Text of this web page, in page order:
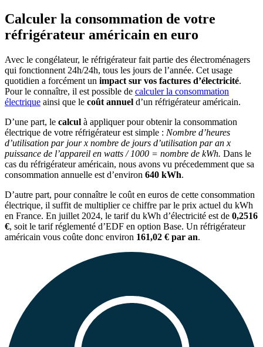
Calculer la consommation de votre
réfrigérateur américain en euro
Avec le congélateur, le réfrigérateur fait partie des électroménagers
qui fonctionnent 24h/24h, tous les jours de l’année. Cet usage
quotidien a forcément un impact sur vos factures d’électricité.
Pour le connaître, il est possible de calculer la consommation
électrique ainsi que le coût annuel d’un réfrigérateur américain.
D’une part, le calcul à appliquer pour obtenir la consommation
électrique de votre réfrigérateur est simple : Nombre d’heures
d’utilisation par jour x nombre de jours d’utilisation par an x
puissance de l’appareil en watts / 1000 = nombre de kWh. Dans le
cas du réfrigérateur américain, nous avons vu précedemment que sa
consommation annuelle est d’environ 640 kWh.
D’autre part, pour connaître le coût en euros de cette consommation
électrique, il suffit de multiplier ce chiffre par le prix actuel du kWh
en France. En juillet 2024, le tarif du kWh d’électricité est de 0,2516
€, soit le tarif réglementé d’EDF en option Base. Un réfrigérateur
américain vous coûte donc environ 161,02 € par an.